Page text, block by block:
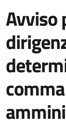
Avviso